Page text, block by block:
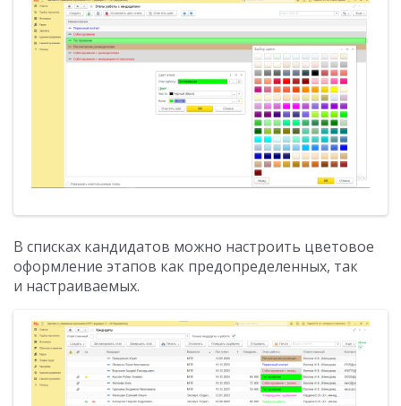
В списках кандидатов можно настроить цветовое
оформление этапов как предопределенных, так
и настраиваемых.